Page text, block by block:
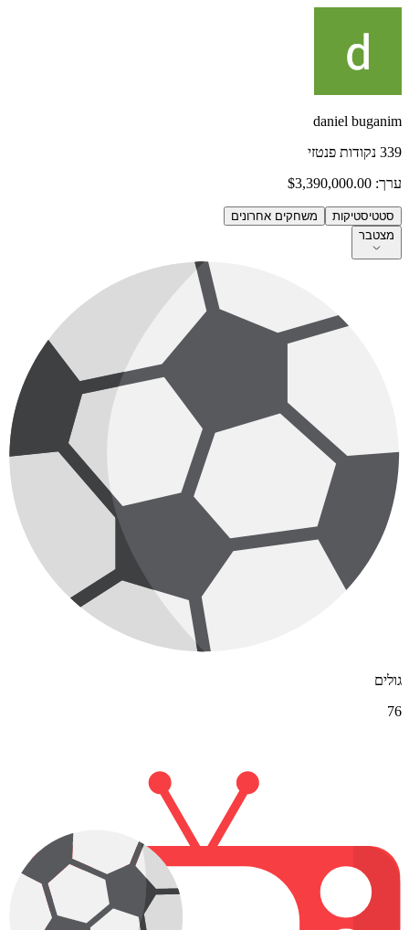
daniel buganim
339 נקודות פנטזי
ערך: $3,390,000.00
סטטיסטיקות
משחקים אחרונים
מצטבר
גולים
76